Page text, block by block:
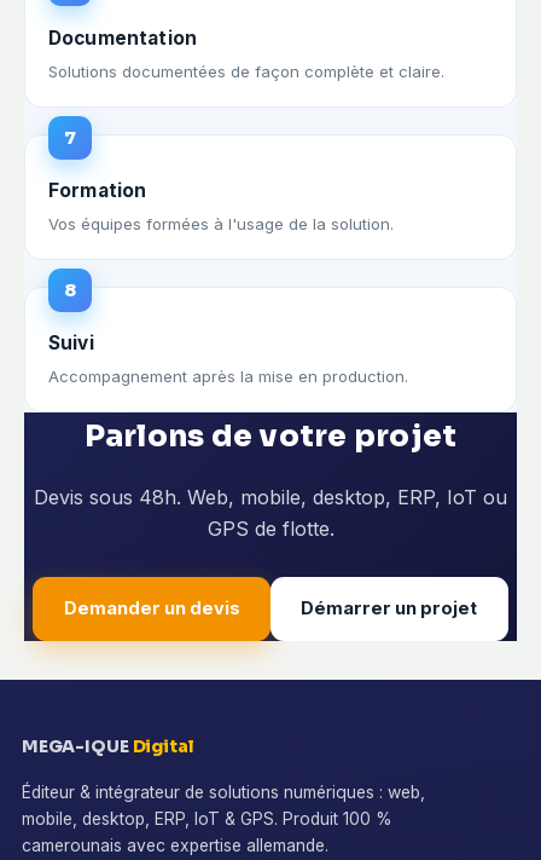
Documentation
Solutions documentées de façon complète et claire.
7
Formation
Vos équipes formées à l'usage de la solution.
8
Suivi
Accompagnement après la mise en production.
Parlons de votre projet
Devis sous 48h. Web, mobile, desktop, ERP, IoT ou
GPS de flotte.
Demander un devis Démarrer un projet
MEGA-IQUE Digital
Éditeur & intégrateur de solutions numériques : web,
mobile, desktop, ERP, IoT & GPS. Produit 100 %
camerounais avec expertise allemande.